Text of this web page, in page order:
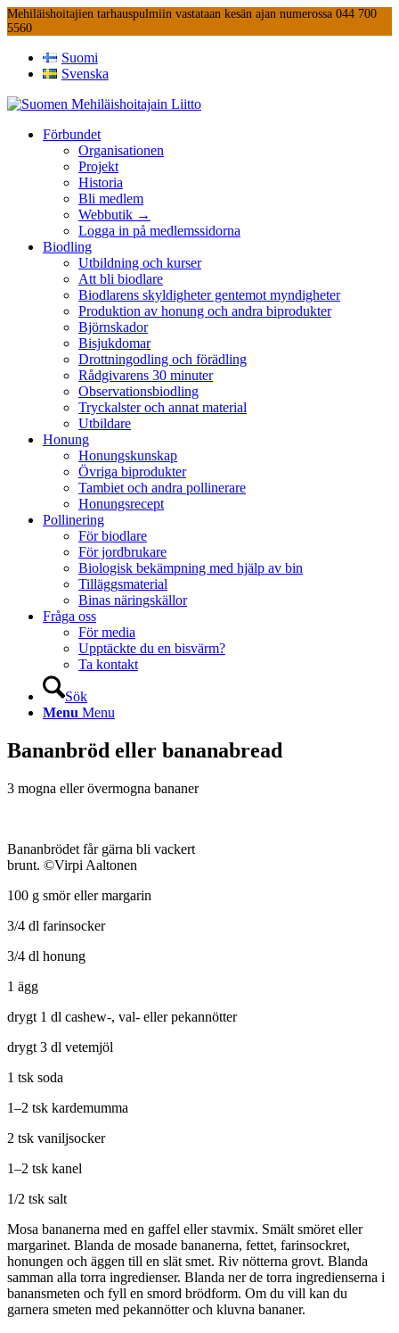
Mehiläishoitajien tarhauspulmiin vastataan kesän ajan numerossa 044 700
5560
Suomi
Svenska
Förbundet
Organisationen
Projekt
Historia
Bli medlem
Webbutik →
Logga in på medlemssidorna
Biodling
Utbildning och kurser
Att bli biodlare
Biodlarens skyldigheter gentemot myndigheter
Produktion av honung och andra biprodukter
Björnskador
Bisjukdomar
Drottningodling och förädling
Rådgivarens 30 minuter
Observationsbiodling
Tryckalster och annat material
Utbildare
Honung
Honungskunskap
Övriga biprodukter
Tambiet och andra pollinerare
Honungsrecept
Pollinering
För biodlare
För jordbrukare
Biologisk bekämpning med hjälp av bin
Tilläggsmaterial
Binas näringskällor
Fråga oss
För media
Upptäckte du en bisvärm?
Ta kontakt
Sök
Menu Menu
Bananbröd eller bananabread
3 mogna eller övermogna bananer
Bananbrödet får gärna bli vackert
brunt. ©Virpi Aaltonen
100 g smör eller margarin
3/4 dl farinsocker
3/4 dl honung
1 ägg
drygt 1 dl cashew-, val- eller pekannötter
drygt 3 dl vetemjöl
1 tsk soda
1–2 tsk kardemumma
2 tsk vaniljsocker
1–2 tsk kanel
1/2 tsk salt
Mosa bananerna med en gaffel eller stavmix. Smält smöret eller
margarinet. Blanda de mosade bananerna, fettet, farinsockret,
honungen och äggen till en slät smet. Riv nötterna grovt. Blanda
samman alla torra ingredienser. Blanda ner de torra ingredienserna i
banansmeten och fyll en smord brödform. Om du vill kan du
garnera smeten med pekannötter och kluvna bananer.